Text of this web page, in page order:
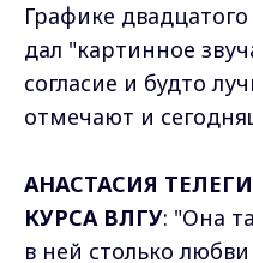
Графике
дал "картинное
согласие и будто
отмечают и
АНАСТАСИЯ
КУРСА ВЛГУ: "Она
в ней столько